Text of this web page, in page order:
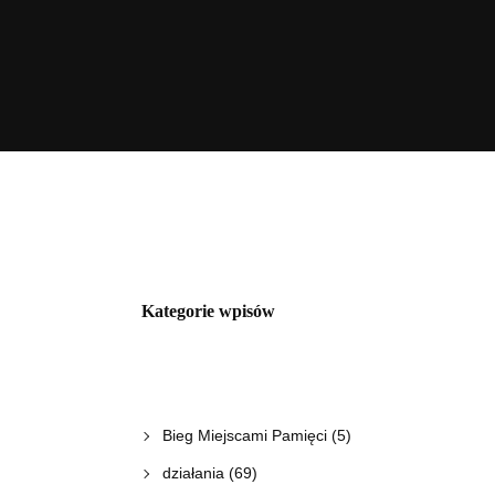
Kategorie wpisów
Bieg Miejscami Pamięci(5)
działania (69)